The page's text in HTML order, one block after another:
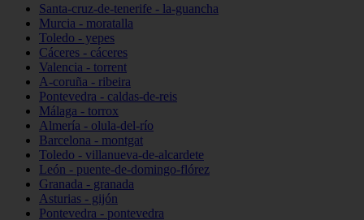
Santa-cruz-de-tenerife - la-guancha
Murcia - moratalla
Toledo - yepes
Cáceres - cáceres
Valencia - torrent
A-coruña - ribeira
Pontevedra - caldas-de-reis
Málaga - torrox
Almería - olula-del-río
Barcelona - montgat
Toledo - villanueva-de-alcardete
León - puente-de-domingo-flórez
Granada - granada
Asturias - gijón
Pontevedra - pontevedra